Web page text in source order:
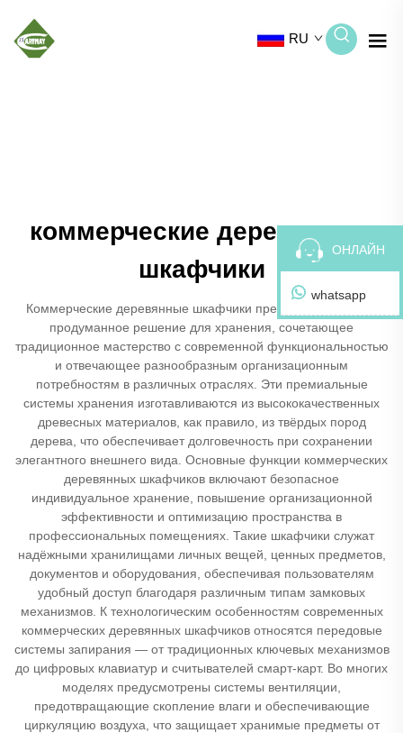
RU
коммерческие деревянные
шкафчики
Коммерческие деревянные шкафчики представляют собой
продуманное решение для хранения, сочетающее
традиционное мастерство с современной функциональностью
и отвечающее разнообразным организационным
потребностям в различных отраслях. Эти премиальные
системы хранения изготавливаются из высококачественных
древесных материалов, как правило, из твёрдых пород
дерева, что обеспечивает долговечность при сохранении
элегантного внешнего вида. Основные функции коммерческих
деревянных шкафчиков включают безопасное
индивидуальное хранение, повышение организационной
эффективности и оптимизацию пространства в
профессиональных помещениях. Такие шкафчики служат
надёжными хранилищами личных вещей, ценных предметов,
документов и оборудования, обеспечивая пользователям
удобный доступ благодаря различным типам замковых
механизмов. К технологическим особенностям современных
коммерческих деревянных шкафчиков относятся передовые
системы запирания — от традиционных ключевых механизмов
до цифровых клавиатур и считывателей смарт-карт. Во многих
моделях предусмотрены системы вентиляции,
предотвращающие скопление влаги и обеспечивающие
циркуляцию воздуха, что защищает хранимые предметы от
ОНЛАЙН
whatsapp